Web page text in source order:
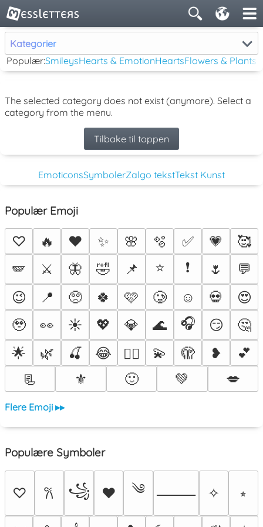
Kategorier
Populær:SmileysHearts & EmotionHeartsFlowers & Plants
The selected category does not exist (anymore). Select a
category from the menu.
Tilbake til toppen
EmoticonsSymbolerZalgo tekstTekst Kunst
Populær Emoji
♡ 🔥 ❤️ ✨ 🌸 🫧 ✅ 💗
🥰
🪽
⚔️ 🦋 🤣 📌 ⭐ ❗ 🌷
💬
😉
📍 🥺 🍀 🩷 🥲 ☺️ 💀
😍
🥹
👀 ☀️ 💖 💎 🌊 🎧 😏
🤔
🌟
🌿 🍒 😂 ❤️‍🔥 💫 🫣 ❥
💕
📃
⚜️ 🙂 💚 💋
Flere Emoji ▸▸
Populære Symboler
♡ 𐙚 ꧁ ♥ ༄ ⸻ ✧ ⭒